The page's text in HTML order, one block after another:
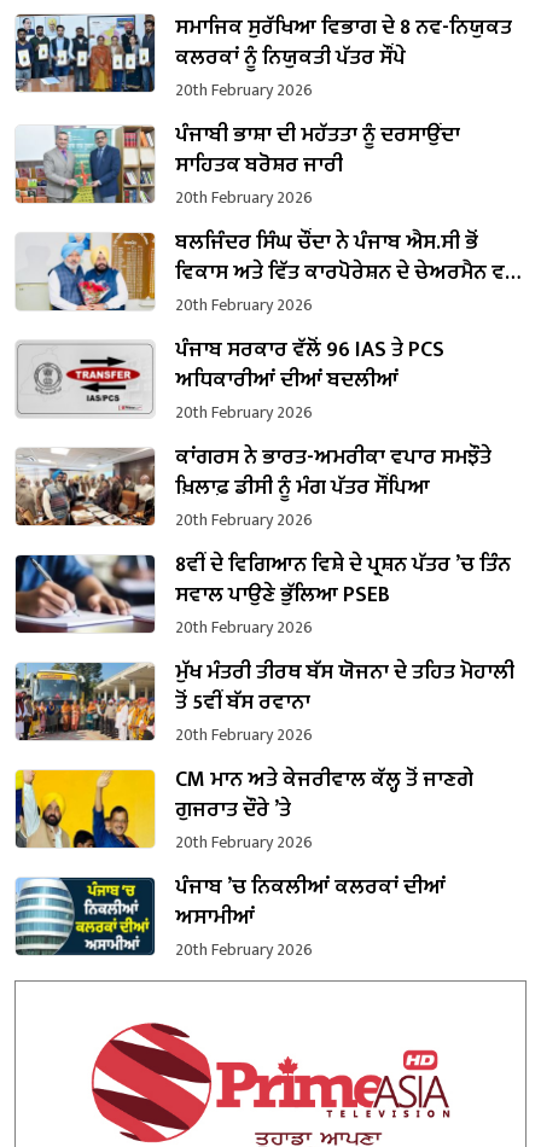
ਸਮਾਜਿਕ ਸੁਰੱਖਿਆ ਵਿਭਾਗ ਦੇ 8 ਨਵ-ਨਿਯੁਕਤ
ਕਲਰਕਾਂ ਨੂੰ ਨਿਯੁਕਤੀ ਪੱਤਰ ਸੌਂਪੇ
20th February 2026
ਪੰਜਾਬੀ ਭਾਸ਼ਾ ਦੀ ਮਹੱਤਤਾ ਨੂੰ ਦਰਸਾਉਂਦਾ
ਸਾਹਿਤਕ ਬਰੋਸ਼ਰ ਜਾਰੀ
20th February 2026
ਬਲਜਿੰਦਰ ਸਿੰਘ ਚੌਂਦਾ ਨੇ ਪੰਜਾਬ ਐਸ.ਸੀ ਭੋਂ
ਵਿਕਾਸ ਅਤੇ ਵਿੱਤ ਕਾਰਪੋਰੇਸ਼ਨ ਦੇ ਚੇਅਰਮੈਨ ਵਜੋਂ
ਸੰਭਾਲਿਆ ਕਾਰਜਭਾਰ
20th February 2026
ਪੰਜਾਬ ਸਰਕਾਰ ਵੱਲੋਂ 96 IAS ਤੇ PCS
ਅਧਿਕਾਰੀਆਂ ਦੀਆਂ ਬਦਲੀਆਂ
20th February 2026
ਕਾਂਗਰਸ ਨੇ ਭਾਰਤ-ਅਮਰੀਕਾ ਵਪਾਰ ਸਮਝੌਤੇ
ਖ਼ਿਲਾਫ਼ ਡੀਸੀ ਨੂੰ ਮੰਗ ਪੱਤਰ ਸੌਂਪਿਆ
20th February 2026
8ਵੀਂ ਦੇ ਵਿਗਿਆਨ ਵਿਸ਼ੇ ਦੇ ਪ੍ਰਸ਼ਨ ਪੱਤਰ ’ਚ ਤਿੰਨ
ਸਵਾਲ ਪਾਉਣੇ ਭੁੱਲਿਆ PSEB
20th February 2026
ਮੁੱਖ ਮੰਤਰੀ ਤੀਰਥ ਬੱਸ ਯੋਜਨਾ ਦੇ ਤਹਿਤ ਮੋਹਾਲੀ
ਤੋਂ 5ਵੀਂ ਬੱਸ ਰਵਾਨਾ
20th February 2026
CM ਮਾਨ ਅਤੇ ਕੇਜਰੀਵਾਲ ਕੱਲ੍ਹ ਤੋਂ ਜਾਣਗੇ
ਗੁਜਰਾਤ ਦੌਰੇ ’ਤੇ
20th February 2026
ਪੰਜਾਬ ’ਚ ਨਿਕਲੀਆਂ ਕਲਰਕਾਂ ਦੀਆਂ
ਅਸਾਮੀਆਂ
20th February 2026